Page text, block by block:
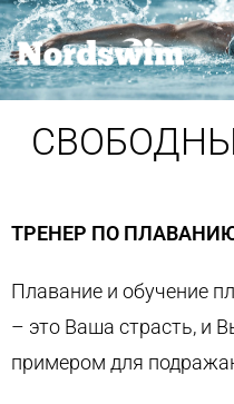
ТРЕНЕР ПО
Плавание и обучение
– это Ваша страсть, и
примером для